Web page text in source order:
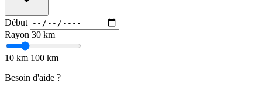
Début
Rayon 30 km
10 km 100 km
Besoin d'aide ?